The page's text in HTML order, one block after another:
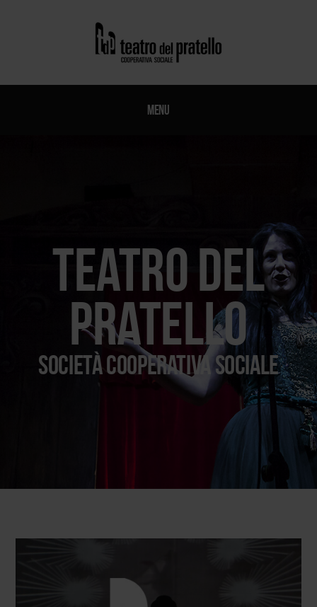
Menu
Teatro del
Pratello
Società cooperativa sociale